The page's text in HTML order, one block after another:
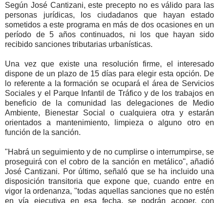
Según José Cantizani, este precepto no es válido para las
personas jurídicas, los ciudadanos que hayan estado
sometidos a este programa en más de dos ocasiones en un
período de 5 años continuados, ni los que hayan sido
recibido sanciones tributarias urbanísticas.
Una vez que existe una resolución firme, el interesado
dispone de un plazo de 15 días para elegir esta opción. De
lo referente a la formación se ocupará el área de Servicios
Sociales y el Parque Infantil de Tráfico y de los trabajos en
beneficio de la comunidad las delegaciones de Medio
Ambiente, Bienestar Social o cualquiera otra y estarán
orientados a mantenimiento, limpieza o alguno otro en
función de la sanción.
"Habrá un seguimiento y de no cumplirse o interrumpirse, se
proseguirá con el cobro de la sanción en metálico", añadió
José Cantizani. Por último, señaló que se ha incluido una
disposición transitoria que expone que, cuando entre en
vigor la ordenanza, "todas aquellas sanciones que no estén
en vía ejecutiva en esa fecha, se podrán acoger, con